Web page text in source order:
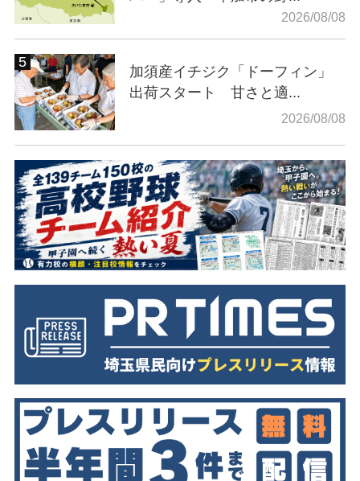
2026/08/08
加須産イチジク「ドーフィン」
出荷スタート 甘さと適...
2026/08/08